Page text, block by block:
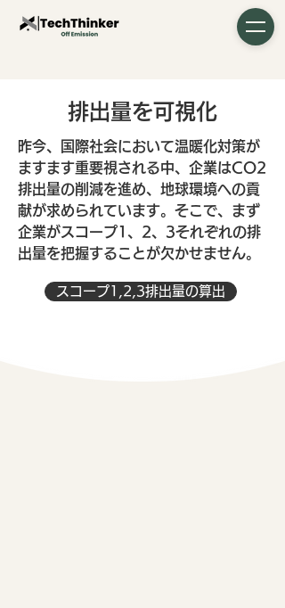
排出量を可視化
昨今、国際社会において温暖化対策が
ますます重要視される中、企業はCO2
排出量の削減を進め、地球環境への貢
献が求められています。そこで、まず
企業がスコープ1、2、3それぞれの排
出量を把握することが欠かせません。
スコープ1,2,3排出量の算出